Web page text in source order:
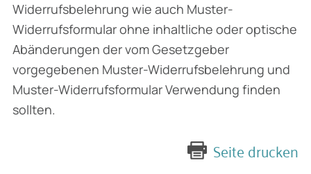
Widerrufsbelehrung wie auch Muster-
Widerrufsformular ohne inhaltliche oder optische
Abänderungen der vom Gesetzgeber
vorgegebenen Muster-Widerrufsbelehrung und
Muster-Widerrufsformular Verwendung finden
sollten.
Seite drucken